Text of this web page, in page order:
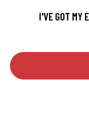
I'VE GOT MY